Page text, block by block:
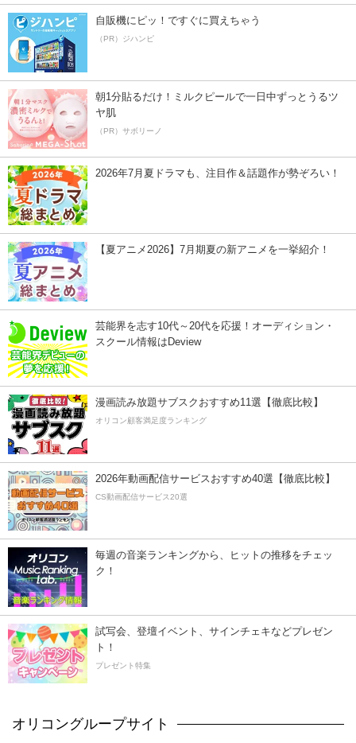
自販機にピッ！ですぐに買えちゃう
（PR）ジハンピ
朝1分貼るだけ！ミルクピールで一日中ずっとうるツ
ヤ肌
（PR）サボリーノ
2026年7月夏ドラマも、注目作＆話題作が勢ぞろい！
【夏アニメ2026】7月期夏の新アニメを一挙紹介！
芸能界を志す10代～20代を応援！オーディション・
スクール情報はDeview
漫画読み放題サブスクおすすめ11選【徹底比較】
オリコン顧客満足度ランキング
2026年動画配信サービスおすすめ40選【徹底比較】
CS動画配信サービス20選
毎週の音楽ランキングから、ヒットの推移をチェッ
ク！
試写会、登壇イベント、サインチェキなどプレゼン
ト！
プレゼント特集
オリコングループサイト